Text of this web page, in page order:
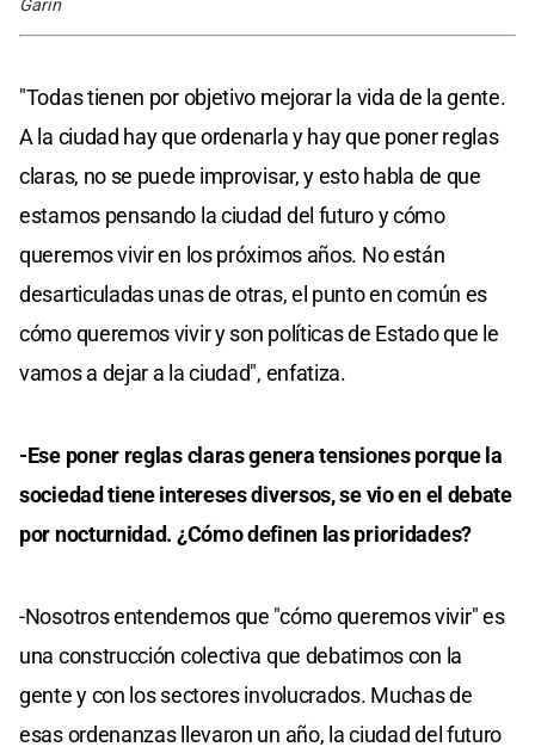
Garín
"Todas tienen por objetivo mejorar la vida de la gente.
A la ciudad hay que ordenarla y hay que poner reglas
claras, no se puede improvisar, y esto habla de que
estamos pensando la ciudad del futuro y cómo
queremos vivir en los próximos años. No están
desarticuladas unas de otras, el punto en común es
cómo queremos vivir y son políticas de Estado que le
vamos a dejar a la ciudad", enfatiza.
-Ese poner reglas claras genera tensiones porque la
sociedad tiene intereses diversos, se vio en el debate
por nocturnidad. ¿Cómo definen las prioridades?
-Nosotros entendemos que "cómo queremos vivir" es
una construcción colectiva que debatimos con la
gente y con los sectores involucrados. Muchas de
esas ordenanzas llevaron un año, la ciudad del futuro